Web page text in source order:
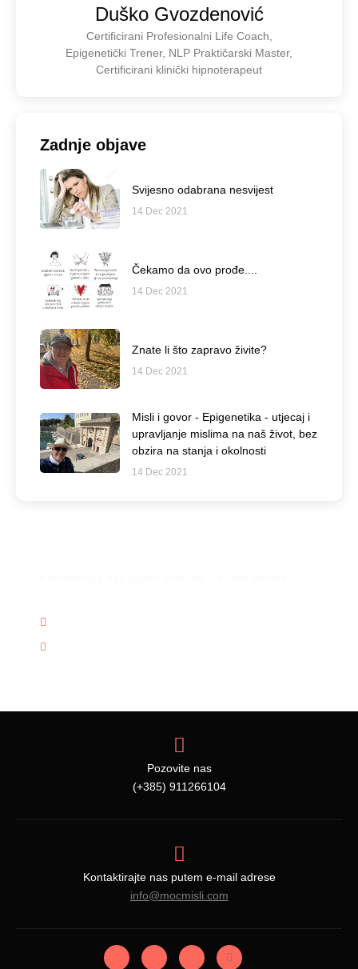
Duško Gvozdenović
Certificirani Profesionalni Life Coach,
Epigenetički Trener, NLP Praktičarski Master,
Certificirani klinički hipnoterapeut
Zadnje objave
Svijesno odabrana nesvijest
14 Dec 2021
Čekamo da ovo prođe....
14 Dec 2021
Znate li što zapravo živite?
14 Dec 2021
Misli i govor - Epigenetika - utjecaj i
upravljanje mislima na naš život, bez
obzira na stanja i okolnosti
14 Dec 2021
Pozovite nas
(+385) 911266104
Kontaktirajte nas putem e-mail adrese
info@mocmisli.com